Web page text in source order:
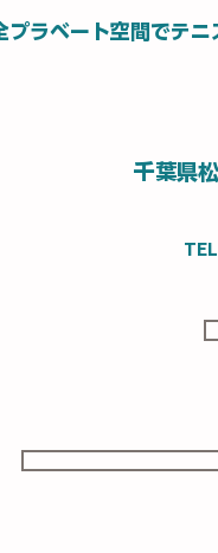
プラベート空間でテニ
千葉県